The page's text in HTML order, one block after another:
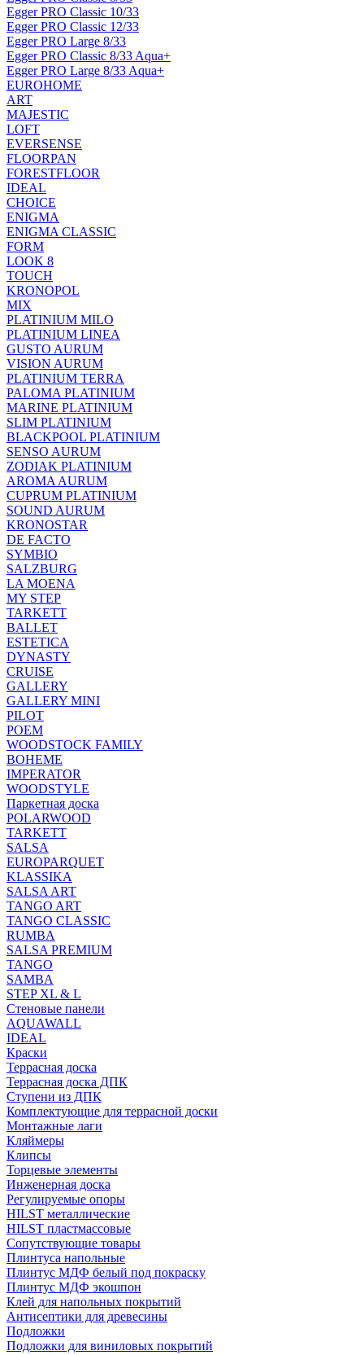
Egger PRO Classic 10/33
Egger PRO Classic 12/33
Egger PRO Large 8/33
Egger PRO Classic 8/33 Aqua+
Egger PRO Large 8/33 Aqua+
EUROHOME
ART
MAJESTIC
LOFT
EVERSENSE
FLOORPAN
FORESTFLOOR
IDEAL
CHOICE
ENIGMA
ENIGMA CLASSIC
FORM
LOOK 8
TOUCH
KRONOPOL
MIX
PLATINIUM MILO
PLATINIUM LINEA
GUSTO AURUM
VISION AURUM
PLATINIUM TERRA
PALOMA PLATINIUM
MARINE PLATINIUM
SLIM PLATINIUM
BLACKPOOL PLATINIUM
SENSO AURUM
ZODIAK PLATINIUM
AROMA AURUM
CUPRUM PLATINIUM
SOUND AURUM
KRONOSTAR
DE FACTO
SYMBIO
SALZBURG
LA MOENA
MY STEP
TARKETT
BALLET
ESTETICA
DYNASTY
CRUISE
GALLERY
GALLERY MINI
PILOT
POEM
WOODSTOCK FAMILY
BOHEME
IMPERATOR
WOODSTYLE
Паркетная доска
POLARWOOD
TARKETT
SALSA
EUROPARQUET
KLASSIKA
SALSA ART
TANGO ART
TANGO CLASSIC
RUMBA
SALSA PREMIUM
TANGO
SAMBA
STEP XL & L
Стеновые панели
AQUAWALL
IDEAL
Краски
Террасная доска
Террасная доска ДПК
Ступени из ДПК
Комплектующие для террасной доски
Монтажные лаги
Кляймеры
Клипсы
Торцевые элементы
Инженерная доска
Регулируемые опоры
HILST металлические
HILST пластмассовые
Сопутствующие товары
Плинтуса напольные
Плинтус МДФ белый под покраску
Плинтус МДФ экошпон
Клей для напольных покрытий
Антисептики для древесины
Подложки
Подложки для виниловых покрытий